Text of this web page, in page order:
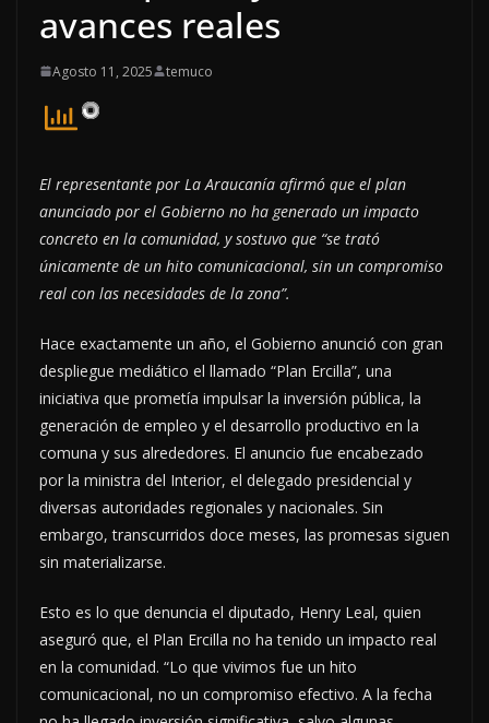
avances reales
Agosto 11, 2025 temuco
El representante por La Araucanía afirmó que el plan
anunciado por el Gobierno no ha generado un impacto
concreto en la comunidad, y sostuvo que “se trató
únicamente de un hito comunicacional, sin un compromiso
real con las necesidades de la zona”.
Hace exactamente un año, el Gobierno anunció con gran
despliegue mediático el llamado “Plan Ercilla”, una
iniciativa que prometía impulsar la inversión pública, la
generación de empleo y el desarrollo productivo en la
comuna y sus alrededores. El anuncio fue encabezado
por la ministra del Interior, el delegado presidencial y
diversas autoridades regionales y nacionales. Sin
embargo, transcurridos doce meses, las promesas siguen
sin materializarse.
Esto es lo que denuncia el diputado, Henry Leal, quien
aseguró que, el Plan Ercilla no ha tenido un impacto real
en la comunidad. “Lo que vivimos fue un hito
comunicacional, no un compromiso efectivo. A la fecha